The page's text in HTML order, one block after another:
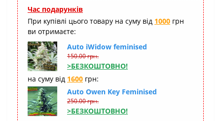
Час подарунків
При купівлі цього товару на суму від 1000 грн
ви отримаєте:
Auto iWidow feminised
150.00 грн.
>БЕЗКОШТОВНО!
на суму від 1600 грн:
Auto Owen Key Feminised
250.00 грн.
>БЕЗКОШТОВНО!